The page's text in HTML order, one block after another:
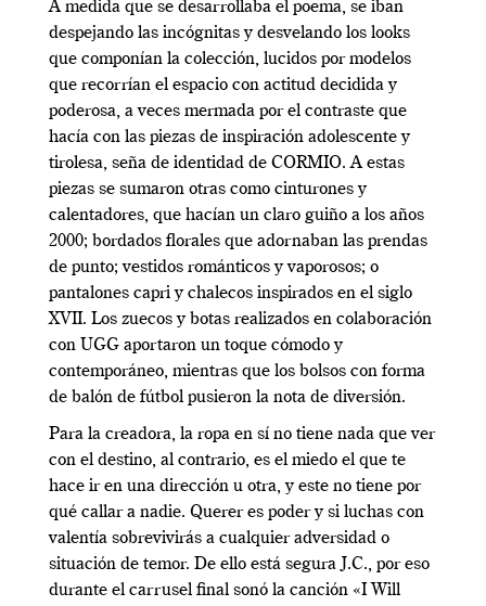
A medida que se desarrollaba el poema, se iban
despejando las incógnitas y desvelando los looks
que componían la colección, lucidos por modelos
que recorrían el espacio con actitud decidida y
poderosa, a veces mermada por el contraste que
hacía con las piezas de inspiración adolescente y
tirolesa, seña de identidad de CORMIO. A estas
piezas se sumaron otras como cinturones y
calentadores, que hacían un claro guiño a los años
2000; bordados florales que adornaban las prendas
de punto; vestidos románticos y vaporosos; o
pantalones capri y chalecos inspirados en el siglo
XVII. Los zuecos y botas realizados en colaboración
con UGG aportaron un toque cómodo y
contemporáneo, mientras que los bolsos con forma
de balón de fútbol pusieron la nota de diversión.
Para la creadora, la ropa en sí no tiene nada que ver
con el destino, al contrario, es el miedo el que te
hace ir en una dirección u otra, y este no tiene por
qué callar a nadie. Querer es poder y si luchas con
valentía sobrevivirás a cualquier adversidad o
situación de temor. De ello está segura J.C., por eso
durante el carrusel final sonó la canción «I Will